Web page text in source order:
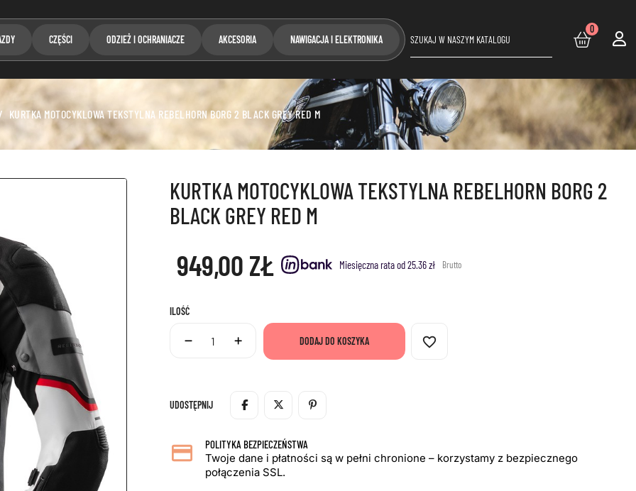
CZĘŚCI ODZIEŻ I OCHRANIACZE AKCESORIA NAWIGACJA I ELEKTRONIKA
0
KURTKA MOTOCYKLOWA TEKSTYLNA REBELHORN BORG 2 BLACK GREY RED M
KURTKA MOTOCYKLOWA TEKSTYLNA REBELHORN BORG 2
BLACK GREY RED M
949,00 ZŁ Miesięczna rata od 25.36 zł Brutto
ILOŚĆ
DODAJ DO KOSZYKA favorite_border
UDOSTĘPNIJ
POLITYKA BEZPIECZEŃSTWA
Twoje dane i płatności są w pełni chronione – korzystamy z bezpiecznego
połączenia SSL.